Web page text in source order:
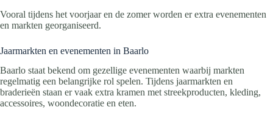
Vooral tijdens het voorjaar en de zomer worden er extra evenementen
en markten georganiseerd.
Jaarmarkten en evenementen in Baarlo
Baarlo staat bekend om gezellige evenementen waarbij markten
regelmatig een belangrijke rol spelen. Tijdens jaarmarkten en
braderieën staan er vaak extra kramen met streekproducten, kleding,
accessoires, woondecoratie en eten.